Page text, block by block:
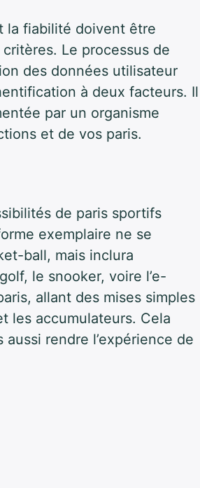
la fiabilité doivent être
Le processus de
des données utilisateur
à deux facteurs. Il
par un organisme
et de vos paris.
de paris sportifs
exemplaire ne se
ball, mais inclura
le snooker, voire l’e-
allant des mises simples
les accumulateurs. Cela
rendre l’expérience de